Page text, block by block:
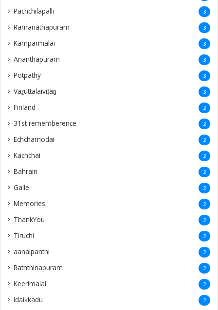
Pachchilapalli 3
Ramanathapuram 3
Kamparmalai 3
Ananthapuram 3
‎Potpathy 3
Vaṟuttalaiviḷāṉ 3
Finland 2
31st rememberence 2
Echchamodai 2
Kachchai 2
Bahrain 2
Galle 2
Memories 2
ThankYou 2
Tiruchi 2
aanaipanthi 2
Raththinapuram 2
Keerimalai 2
Idaikkadu 2